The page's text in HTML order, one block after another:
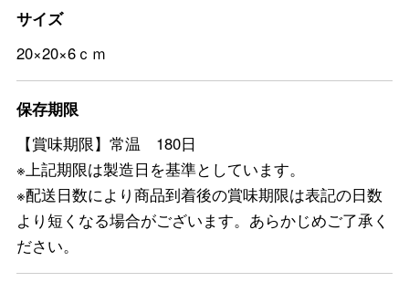
サイズ
20×20×6ｃｍ
保存期限
【賞味期限】常温 180日
※上記期限は製造日を基準としています。
※配送日数により商品到着後の賞味期限は表記の日数
より短くなる場合がございます。あらかじめご了承く
ださい。